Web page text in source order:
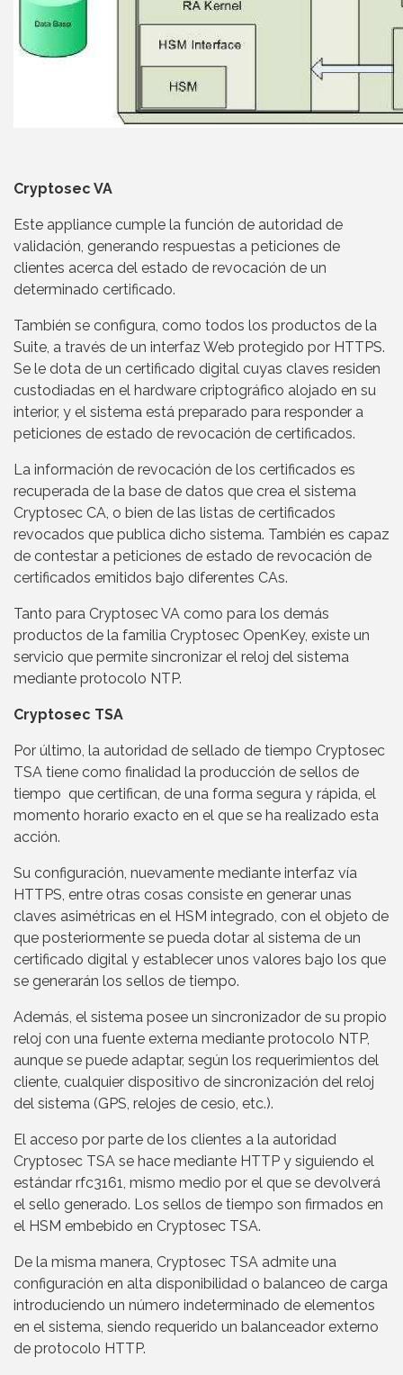
Cryptosec VA
Este appliance cumple la función de autoridad de
validación, generando respuestas a peticiones de
clientes acerca del estado de revocación de un
determinado certificado.
También se configura, como todos los productos de la
Suite, a través de un interfaz Web protegido por HTTPS.
Se le dota de un certificado digital cuyas claves residen
custodiadas en el hardware criptográfico alojado en su
interior, y el sistema está preparado para responder a
peticiones de estado de revocación de certificados.
La información de revocación de los certificados es
recuperada de la base de datos que crea el sistema
Cryptosec CA, o bien de las listas de certificados
revocados que publica dicho sistema. También es capaz
de contestar a peticiones de estado de revocación de
certificados emitidos bajo diferentes CAs.
Tanto para Cryptosec VA como para los demás
productos de la familia Cryptosec OpenKey, existe un
servicio que permite sincronizar el reloj del sistema
mediante protocolo NTP.
Cryptosec TSA
Por último, la autoridad de sellado de tiempo Cryptosec
TSA tiene como finalidad la producción de sellos de
tiempo que certifican, de una forma segura y rápida, el
momento horario exacto en el que se ha realizado esta
acción.
Su configuración, nuevamente mediante interfaz vía
HTTPS, entre otras cosas consiste en generar unas
claves asimétricas en el HSM integrado, con el objeto de
que posteriormente se pueda dotar al sistema de un
certificado digital y establecer unos valores bajo los que
se generarán los sellos de tiempo.
Además, el sistema posee un sincronizador de su propio
reloj con una fuente externa mediante protocolo NTP,
aunque se puede adaptar, según los requerimientos del
cliente, cualquier dispositivo de sincronización del reloj
del sistema (GPS, relojes de cesio, etc.).
El acceso por parte de los clientes a la autoridad
Cryptosec TSA se hace mediante HTTP y siguiendo el
estándar rfc3161, mismo medio por el que se devolverá
el sello generado. Los sellos de tiempo son firmados en
el HSM embebido en Cryptosec TSA.
De la misma manera, Cryptosec TSA admite una
configuración en alta disponibilidad o balanceo de carga
introduciendo un número indeterminado de elementos
en el sistema, siendo requerido un balanceador externo
de protocolo HTTP.